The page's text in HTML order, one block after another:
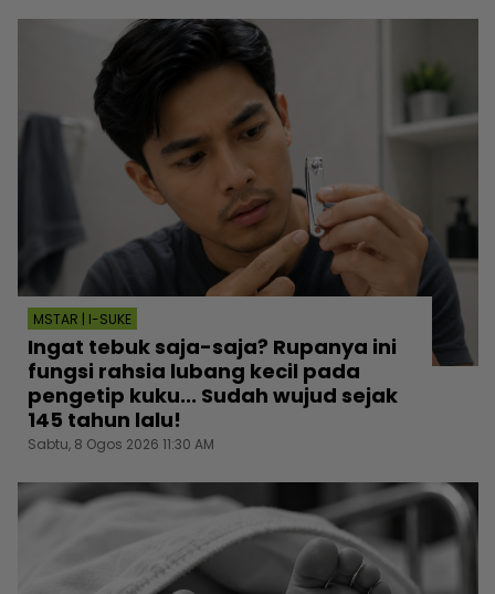
MSTAR | I-SUKE
Ingat tebuk saja-saja? Rupanya ini
fungsi rahsia lubang kecil pada
pengetip kuku... Sudah wujud sejak
145 tahun lalu!
Sabtu, 8 Ogos 2026 11:30 AM